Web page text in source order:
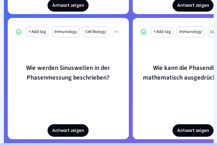
Antwort zeigen Antwort zeigen
+ Add tag Immunology Cell Biology Mo
Wie werden Sinuswellen in der
Phasenmessung beschrieben?
Antwort zeigen
+ Add tag Immunology
Wie kann die
mathematisch
Antwort zeigen